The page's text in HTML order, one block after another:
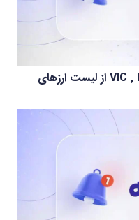
حذف ارزهای VIC , HFT , PYR , VANRY از لیست ارزهای